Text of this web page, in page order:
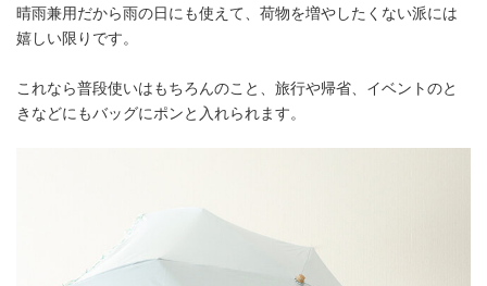
晴雨兼用だから雨の日にも使えて、荷物を増やしたくない派には
嬉しい限りです。
これなら普段使いはもちろんのこと、旅行や帰省、イベントのと
きなどにもバッグにポンと入れられます。